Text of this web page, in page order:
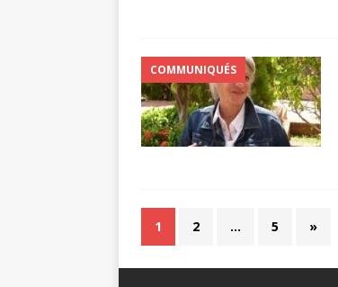
COMMUNIQUÉS
1 2 … 5 »